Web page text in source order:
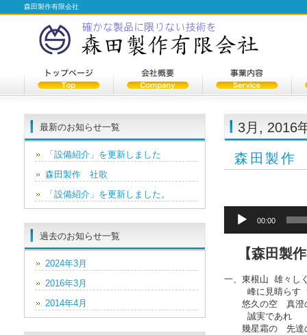
森田製作有限会社
3月, 2016
森田製作
プ
00:00
【森田製
一、東根山 雄々し
峰に見晴らす
悠久の空　真澄
誠実であれ
幾星霜の　先
最新のお知らせ一覧
「設備紹介」を更新しました
森田製作 社歌
「設備紹介」を更新しました。
過去のお知らせ一覧
2024年3月
2016年3月
2014年4月